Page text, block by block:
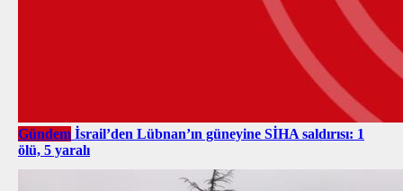
Gündem İsrail’den Lübnan’ın güneyine SİHA saldırısı: 1
ölü, 5 yaralı